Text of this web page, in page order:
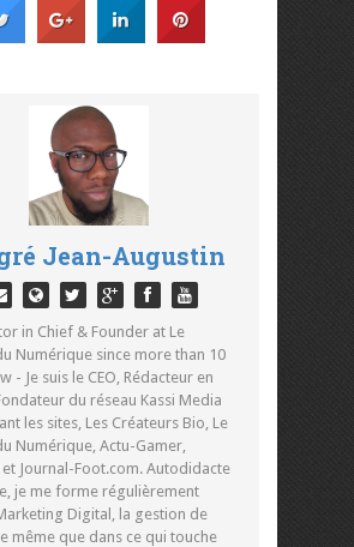
Jean-Augustin
in Chief & Founder at Le
Numérique since more than 10
- Je suis le CEO, Rédacteur en
du réseau Kassi Media
les sites, Les Créateurs Bio, Le
Numérique, Actu-Gamer,
et Journal-Foot.com. Autodidacte
je me forme régulièrement
Digital, la gestion de
même que dans ce qui touche